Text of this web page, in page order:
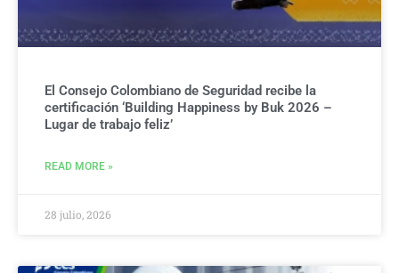
El Consejo Colombiano de Seguridad recibe la
certificación ‘Building Happiness by Buk 2026 –
Lugar de trabajo feliz’
READ MORE »
28 julio, 2026